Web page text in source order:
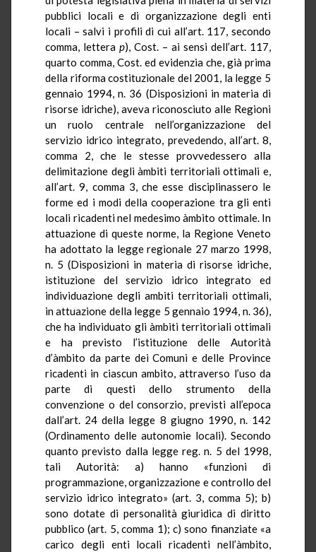
pubblici locali e di organizzazione degli enti
locali – salvi i profili di cui all’art. 117, secondo
comma, lettera p), Cost. – ai sensi dell’art. 117,
quarto comma, Cost. ed evidenzia che, già prima
della riforma costituzionale del 2001, la legge 5
gennaio 1994, n. 36 (Disposizioni in materia di
risorse idriche), aveva riconosciuto alle Regioni
un ruolo centrale nell’organizzazione del
servizio idrico integrato, prevedendo, all’art. 8,
comma 2, che le stesse provvedessero alla
delimitazione degli àmbiti territoriali ottimali e,
all’art. 9, comma 3, che esse disciplinassero le
forme ed i modi della cooperazione tra gli enti
locali ricadenti nel medesimo àmbito ottimale. In
attuazione di queste norme, la Regione Veneto
ha adottato la legge regionale 27 marzo 1998,
n. 5 (Disposizioni in materia di risorse idriche,
istituzione del servizio idrico integrato ed
individuazione degli ambiti territoriali ottimali,
in attuazione della legge 5 gennaio 1994, n. 36),
che ha individuato gli àmbiti territoriali ottimali
e ha previsto l’istituzione delle Autorità
d’àmbito da parte dei Comuni e delle Province
ricadenti in ciascun ambito, attraverso l’uso da
parte di questi dello strumento della
convenzione o del consorzio, previsti all’epoca
dall’art. 24 della legge 8 giugno 1990, n. 142
(Ordinamento delle autonomie locali). Secondo
quanto previsto dalla legge reg. n. 5 del 1998,
tali Autorità: a) hanno «funzioni di
programmazione, organizzazione e controllo del
servizio idrico integrato» (art. 3, comma 5); b)
sono dotate di personalità giuridica di diritto
pubblico (art. 5, comma 1); c) sono finanziate «a
carico degli enti locali ricadenti nell’àmbito,